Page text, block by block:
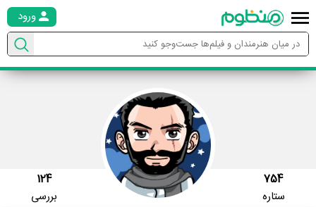
ورود
754
ستاره
124
بررسی